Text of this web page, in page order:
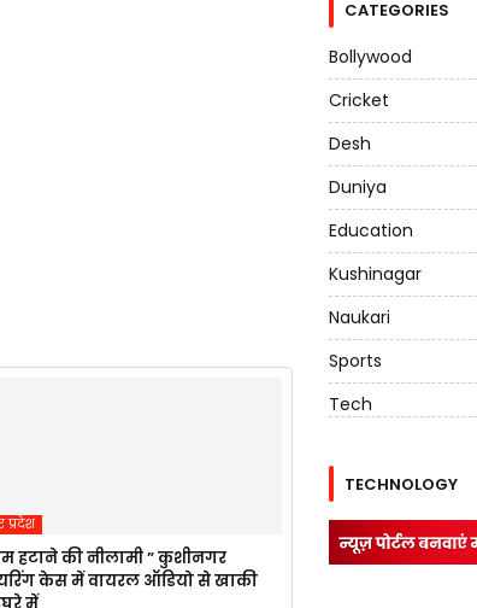
प्रदेश
हटाने की नीलामी ” कुशीनगर
केस में वायरल ऑडियो से खाकी
CATEGORIES
Bollywood
Cricket
Desh
Duniya
Education
Kushinagar
Naukari
Sports
Tech
TECHNOLOGY